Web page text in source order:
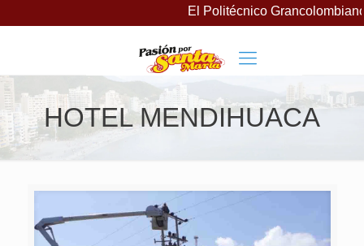
El Politécnico
HOTEL MENDIHUACA